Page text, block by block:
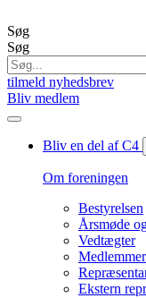
til
indhold
Søg
Søg
tilmeld nyhedsbrev
Bliv medlem
Bliv en del af C4
Om foreningen
Bestyrelsen
Årsmøde
Vedtægter
Medlemmer
Ekstern